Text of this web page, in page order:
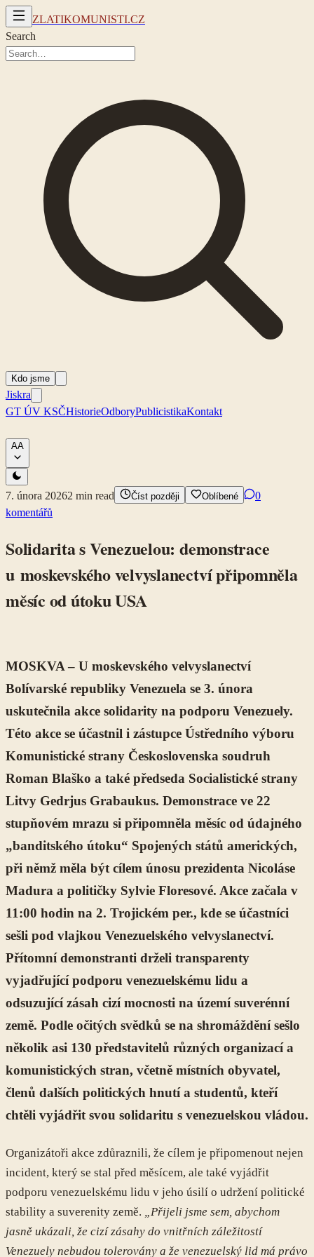
ZLATIKOMUNISTI.CZ
Search
Kdo jsme
Jiskra
GT ÚV KSČHistorieOdboryPublicistikaKontakt
AA
7. února 20262 min read Číst později Oblíbené
0
komentářů
Solidarita s Venezuelou: demonstrace
u moskevského velvyslanectví připomněla
měsíc od útoku USA
MOSKVA – U moskevského velvyslanectví
Bolívarské republiky Venezuela se 3. února
uskutečnila akce solidarity na podporu Venezuely.
Této akce se účastnil i zástupce Ústředního výboru
Komunistické strany Československa soudruh
Roman Blaško a také předseda Socialistické strany
Litvy Gedrjus Grabaukus. Demonstrace ve 22
stupňovém mrazu si připomněla měsíc od údajného
„banditského útoku“ Spojených států amerických,
při němž měla být cílem únosu prezidenta Nicoláse
Madura a političky Sylvie Floresové. Akce začala v
11:00 hodin na 2. Trojickém per., kde se účastníci
sešli pod vlajkou Venezuelského velvyslanectví.
Přítomní demonstranti drželi transparenty
vyjadřující podporu venezuelskému lidu a
odsuzující zásah cizí mocnosti na území suverénní
země. Podle očitých svědků se na shromáždění sešlo
několik asi 130 představitelů různých organizací a
komunistických stran, včetně místních obyvatel,
členů dalších politických hnutí a studentů, kteří
chtěli vyjádřit svou solidaritu s venezuelskou vládou.
Organizátoři akce zdůraznili, že cílem je připomenout nejen
incident, který se stal před měsícem, ale také vyjádřit
podporu venezuelskému lidu v jeho úsilí o udržení politické
stability a suverenity země.
„Přijeli jsme sem, abychom
jasně ukázali, že cizí zásahy do vnitřních záležitostí
Venezuely nebudou tolerovány a že venezuelský lid má právo